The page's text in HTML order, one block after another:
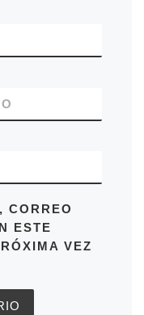
CORREO
ESTE
VEZ